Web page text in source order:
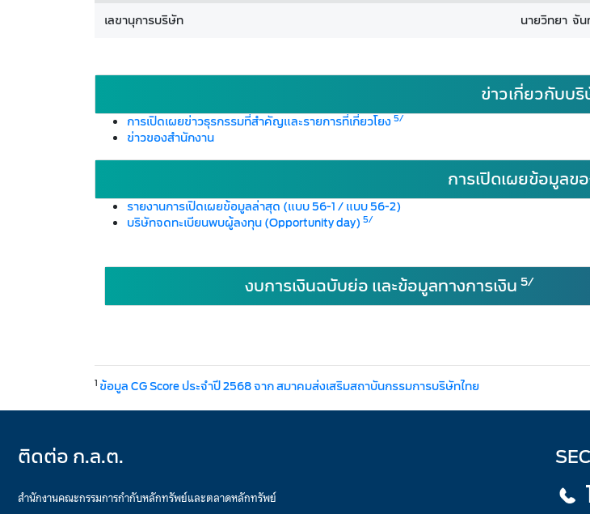
เลขานุการบริษัท
นายวิทยา จัน
ข่าวเกี่ยวกับบ
การเปิดเผยข่าวธุรกรรมที่สำคัญและรายการที่เกี่ยวโยง5/
ข่าวของสำนักงาน
การเปิดเผยข้อมูลข
รายงานการเปิดเผยข้อมูลล่าสุด (แบบ 56-1 / แบบ 56-2)
บริษัทจดทะเบียนพบผู้ลงทุน (Opportunity day) 5/
งบการเงินฉบับย่อ และข้อมูลทางการเงิน 5/
1 ข้อมูล CG Score ประจำปี 2568 จาก สมาคมส่งเสริมสถาบันกรรมการบริษัทไทย
ติดต่อ ก.ล.ต.
สำนักงานคณะกรรมการกำกับหลักทรัพย์และตลาดหลักทรัพย์